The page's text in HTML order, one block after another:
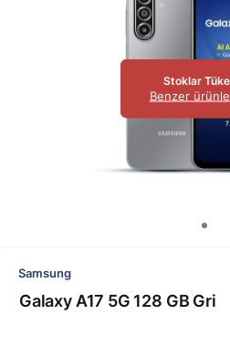
Stoklar
Benzer
Samsung
Galaxy A17 5G 128 GB Gri